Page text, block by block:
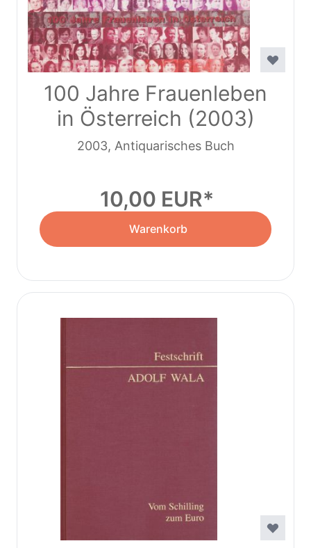
100 Jahre Frauenleben
in Österreich (2003)
2003, Antiquarisches Buch
10,00 EUR
Warenkorb